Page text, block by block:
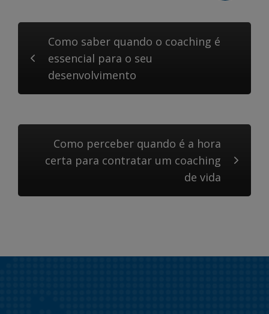
Como saber quando o coaching é
essencial para o seu
desenvolvimento
Como perceber quando é a hora
certa para contratar um coaching
de vida